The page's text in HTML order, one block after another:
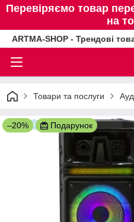
Перевіряємо товар
на
ARTMA-SHOP - Трендові
Товари та послуги
–20% Подарунок